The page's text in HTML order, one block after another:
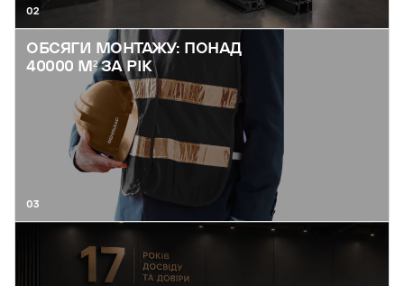
02
ОБСЯГИ МОНТАЖУ: ПОНАД
40000 М² ЗА РІК
03